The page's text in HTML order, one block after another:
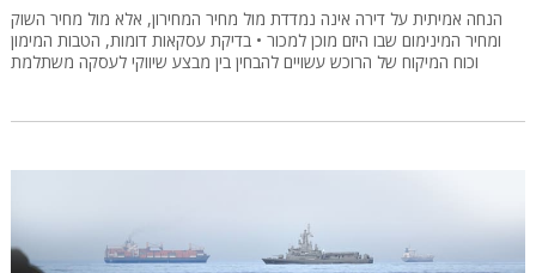
הנחה אמיתית על דירה אינה נמדדת מול מחיר המחירון, אלא מול מחיר השוק
ומחיר המינימום שבו היזם מוכן למכור • בדיקת עסקאות דומות, הטבות המימון
וכוח המיקוח של הרוכש עשויים להבחין בין מבצע שיווקי לעסקה משתלמת